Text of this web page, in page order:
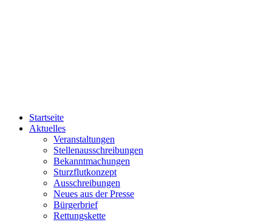
Startseite
Aktuelles
Veranstaltungen
Stellenausschreibungen
Bekanntmachungen
Sturzflutkonzept
Ausschreibungen
Neues aus der Presse
Bürgerbrief
Rettungskette